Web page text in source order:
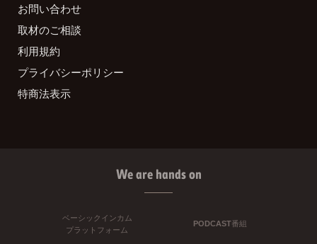
お問い合わせ
取材のご相談
利用規約
プライバシーポリシー
特商法表示
We are hands on
ベーシックインカム
プラットフォーム
PODCAST番組